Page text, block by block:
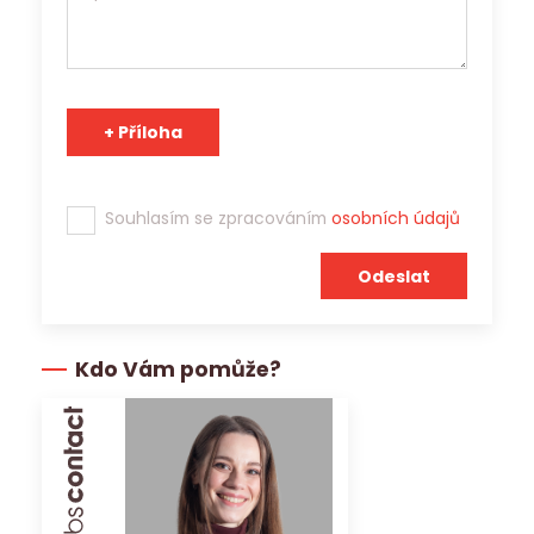
Souhlasím se zpracováním osobních údajů
Kdo Vám pomůže?